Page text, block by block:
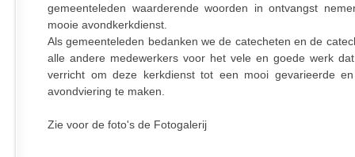
gemeenteleden waarderende woorden in ontvangst
mooie avondkerkdienst.
Als gemeenteleden bedanken we de catecheten en de
alle andere medewerkers voor het vele en goede werk
verricht om deze kerkdienst tot een mooi gevarieerde
avondviering te maken.
Zie voor de foto's de Fotogalerij